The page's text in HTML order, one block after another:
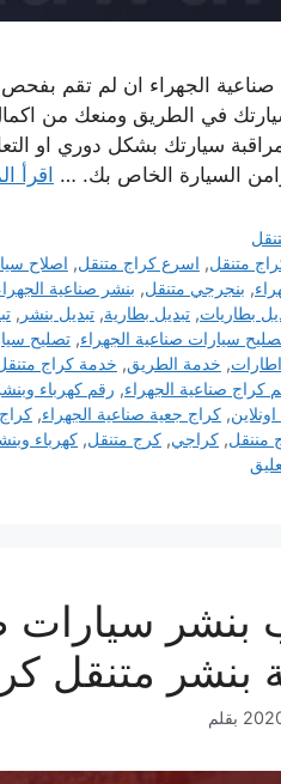
الجهراء ان لم تقم بفحص
في الطريق ومنعك من
سيارتك بشكل دوري او
السيارة الخاص بك. … اقرأ
متنقل, اسرع كراج متنقل, اصلاح
, بنجرجي متنقل, بنشر صناعية
بطاريات, تبديل بطارية, تبديل بنشر ,
سيارات صناعية الجهراء, تصليح
, خدمة الطريق, خدمة كراج
كراج صناعية الجهراء, رقم كهرباء
, كراج جعية صناعية الجهراء,
مننقل, كراجي, كرج متنقل, كهرباء
بنشر متنقل
بقلم